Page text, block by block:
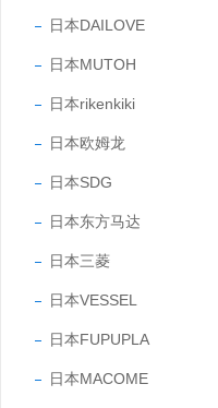
日本DAILOVE
日本MUTOH
日本rikenkiki
日本欧姆龙
日本SDG
日本东方马达
日本三菱
日本VESSEL
日本FUPUPLA
日本MACOME